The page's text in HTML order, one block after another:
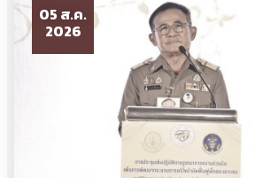
05 ส.ค.
2026